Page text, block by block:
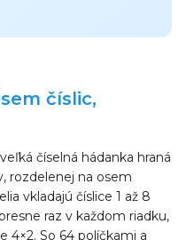
číslic,
číselná hádanka hraná
rozdelenej na osem
vkladajú číslice 1 až 8
raz v každom riadku,
4×2. So 64 políčkami a